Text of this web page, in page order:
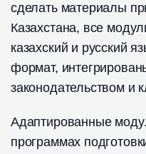
сделать материалы
Казахстана, все
казахский и русский
формат,
законодательством и
Адаптированные
программах